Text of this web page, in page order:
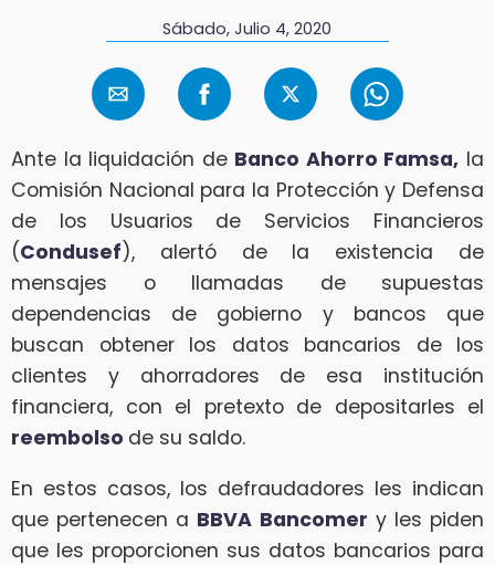
Sábado, Julio 4, 2020
Ante la liquidación de Banco Ahorro Famsa, la
Comisión Nacional para la Protección y Defensa
de los Usuarios de Servicios Financieros
(Condusef), alertó de la existencia de
mensajes o llamadas de supuestas
dependencias de gobierno y bancos que
buscan obtener los datos bancarios de los
clientes y ahorradores de esa institución
financiera, con el pretexto de depositarles el
reembolso de su saldo.
En estos casos, los defraudadores les indican
que pertenecen a BBVA Bancomer y les piden
que les proporcionen sus datos bancarios para